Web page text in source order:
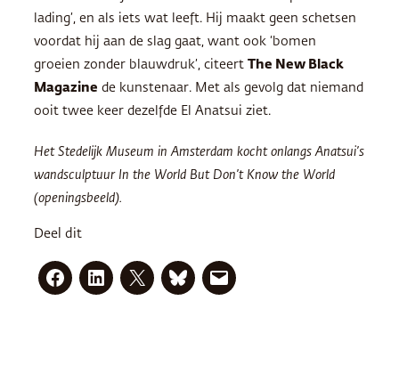
lading’, en als iets wat leeft. Hij maakt geen schetsen
voordat hij aan de slag gaat, want ook ‘bomen
groeien zonder blauwdruk’, citeert The New Black
Magazine de kunstenaar. Met als gevolg dat niemand
ooit twee keer dezelfde El Anatsui ziet.
Het Stedelijk Museum in Amsterdam kocht onlangs Anatsui’s
wandsculptuur In the World But Don’t Know the World
(openingsbeeld).
Deel dit